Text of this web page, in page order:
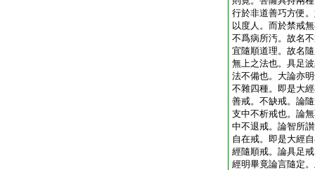
行於非道善巧方便
以度人。而於禁戒
不爲病所汚。故名
宜隨順道理。故名
無上之法也。具足
法不備也。大論亦
不雜四種。即是大
善戒。不缺戒。論
支中不析戒也。論
中不退戒。論智所
自在戒。即是大經
經隨順戒。論具足
經明畢竟論言隨定